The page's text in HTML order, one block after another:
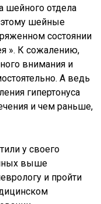
шейного отдела
шейные
состоянии
». К сожалению,
внимания и
А ведь
гипертонуса
и чем раньше,
у своего
выше
и пройти